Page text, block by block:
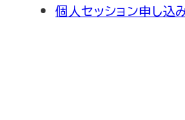
個人セッション申し込